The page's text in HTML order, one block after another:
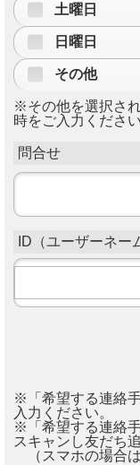
土曜日
日曜日
その他
※その他を選択さ
時をご入力ください
問合せ
ID（ユーザーネー
※「希望する連絡
入力ください。
※「希望する連絡
スキャンし友だち
（スマホの場合は